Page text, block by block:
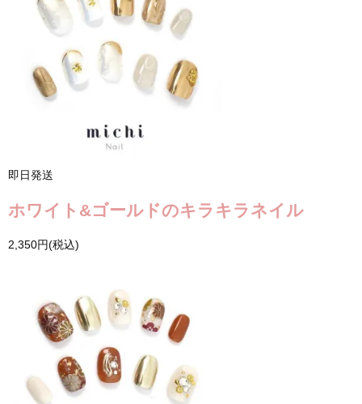
即日発送
ホワイト&ゴールドのキラキラネイル
2,350円(税込)